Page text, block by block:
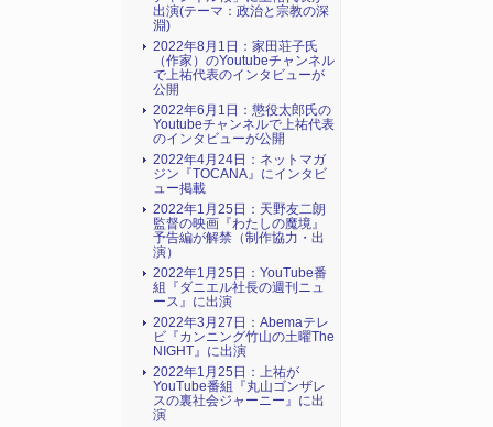
出演(テーマ：政治と宗教の深
淵)
2022年8月1日：家田荘子氏
（作家）のYoutubeチャンネル
で上祐代表のインタビューが
公開
2022年6月1日：懲役太郎氏の
Youtubeチャンネルで上祐代表
のインタビューが公開
2022年4月24日：ネットマガ
ジン『TOCANA』にインタビ
ュー掲載
2022年1月25日：天野友二朗
監督の映画『わたしの魔境』
予告編が解禁（制作協力・出
演）
2022年1月25日：YouTube番
組『ダニエル社長の週刊ニュ
ース』に出演
2022年3月27日：Abemaテレ
ビ『カンニング竹山の土曜The
NIGHT』に出演
2022年1月25日：上祐が
YouTube番組『丸山ゴンザレ
スの裏社会ジャーニー』に出
演